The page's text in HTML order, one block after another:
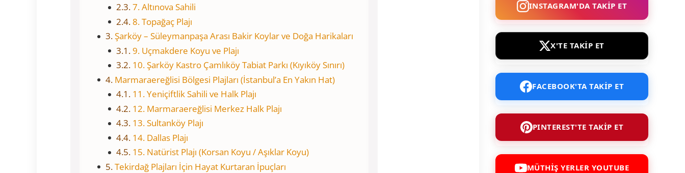
7. Altınova Sahili
8. Topağaç Plajı
Şarköy – Süleymanpaşa Arası Bakir Koylar ve Doğa Harikaları
9. Uçmakdere Koyu ve Plajı
10. Şarköy Kastro Çamlıköy Tabiat Parkı (Kıyıköy Sınırı)
Marmaraereğlisi Bölgesi Plajları (İstanbul’a En Yakın Hat)
11. Yeniçiftlik Sahili ve Halk Plajı
12. Marmaraereğlisi Merkez Halk Plajı
13. Sultanköy Plajı
14. Dallas Plajı
15. Natürist Plajı (Korsan Koyu / Aşıklar Koyu)
Tekirdağ Plajları İçin Hayat Kurtaran İpuçları
INSTAGRAM'DA TAKİP ET
X'TE TAKİP ET
FACEBOOK'TA TAKİP ET
PINTEREST'TE TAKİP ET
MÜTHİŞ YERLER YOUTUBE